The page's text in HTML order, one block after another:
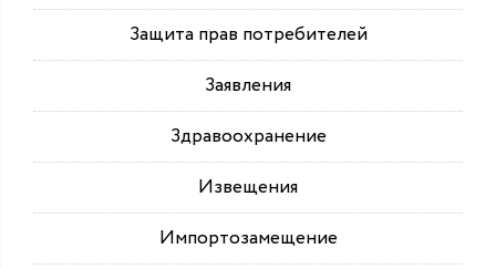
Защита прав потребителей
Заявления
Здравоохранение
Извещения
Импортозамещение